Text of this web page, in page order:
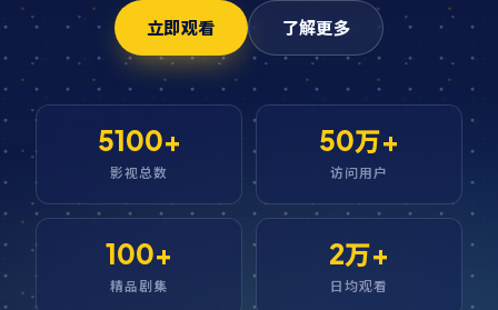
立即观看 了解更多
5100+
影视总数
50万+
访问用户
100+
精品剧集
2万+
日均观看